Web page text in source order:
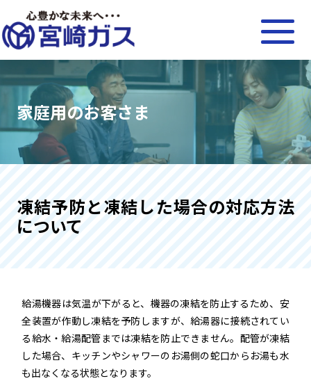
家庭用のお客さま
凍結予防と凍結した場合の対応方法
について
給湯機器は気温が下がると、機器の凍結を防止するため、安
全装置が作動し凍結を予防しますが、給湯器に接続されてい
る給水・給湯配管までは凍結を防止できません。配管が凍結
した場合、キッチンやシャワーのお湯側の蛇口からお湯も水
も出なくなる状態となります。